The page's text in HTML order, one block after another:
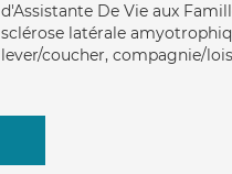
d'Assistante De Vie aux
sclérose latérale
lever/coucher, compagnie/